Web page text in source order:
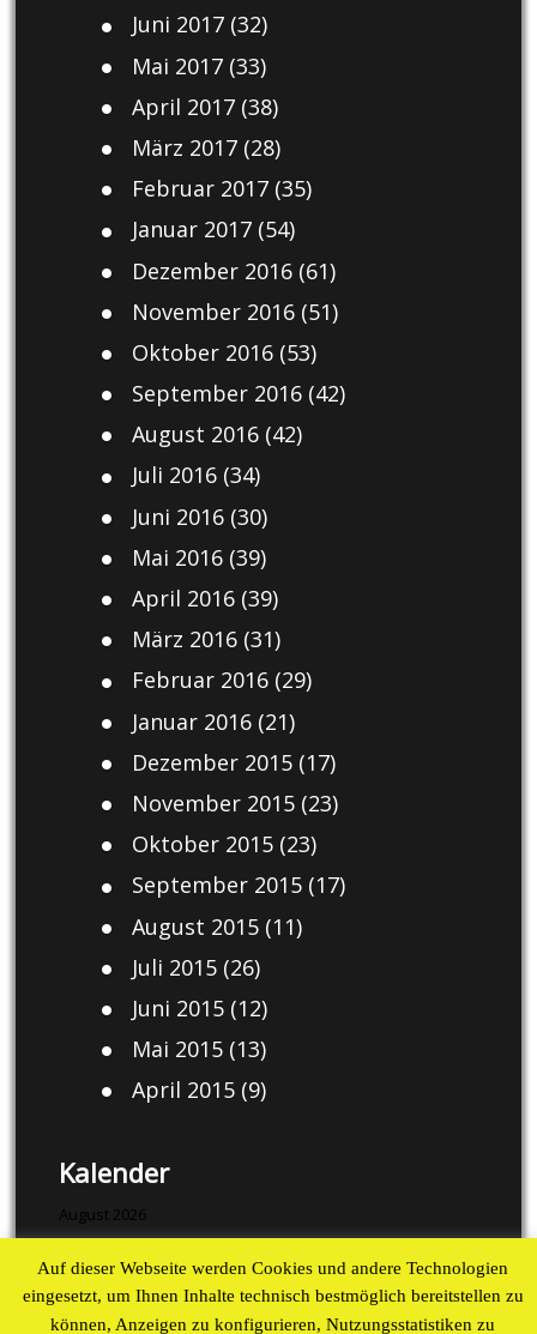
Juni 2017(32)
Mai 2017(33)
April 2017(38)
März 2017(28)
Februar 2017(35)
Januar 2017(54)
Dezember 2016(61)
November 2016(51)
Oktober 2016(53)
September 2016(42)
August 2016(42)
Juli 2016(34)
Juni 2016(30)
Mai 2016(39)
April 2016(39)
März 2016(31)
Februar 2016(29)
Januar 2016(21)
Dezember 2015(17)
November 2015(23)
Oktober 2015(23)
September 2015(17)
August 2015(11)
Juli 2015(26)
Juni 2015(12)
Mai 2015(13)
April 2015(9)
Kalender
August 2026
M D M D F S
S
1
2
3
4 5 6 7 8 9
Auf dieser Webseite werden Cookies und andere Technologien
eingesetzt, um Ihnen Inhalte technisch bestmöglich bereitstellen zu
können, Anzeigen zu konfigurieren, Nutzungsstatistiken zu